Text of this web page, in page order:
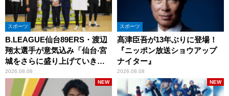
スポーツ
B.LEAGUE仙台89ERS・渡辺
翔太選手が意気込み「仙台‧宮
城をさらに盛り上げていきた
いです」
2026.08.08
スポーツ
髙津臣吾が13年ぶりに登場！
『ニッポン放送ショウアップ
ナイター』
2026.08.08
NEW NEW